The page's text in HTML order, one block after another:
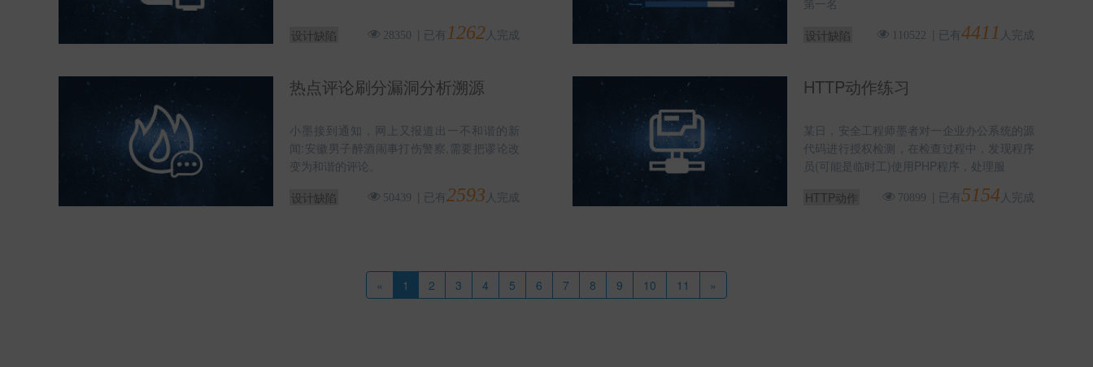
设计缺陷 28350 已有 1262人完成
第一名
设计缺陷
110522 已有4411 人完成
热点评论刷分漏洞分析溯源
小墨接到通知，网上又报道出一不和谐的新
闻:安徽男子醉酒闹事打伤警察,需要把谬论改
变为和谐的评论。
设计缺陷
50439 已有2593 人完成
HTTP动作练习
某日，安全工程师墨者对一企业办公系统的源
代码进行授权检测，在检查过程中，发现程序
员(可能是临时工)使用PHP程序，处理服
HTTP动作
70899 已有5154 人完成
« 1 2 3 4 5 6 7 8 9 10 11 »